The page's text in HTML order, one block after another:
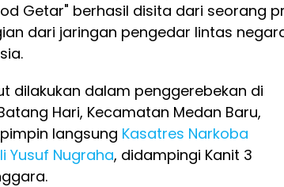
Getar" berhasil disita dari seorang
dari jaringan pengedar lintas
dilakukan dalam penggerebekan di
Hari, Kecamatan Medan Baru,
langsung Kasatres Narkoba
Yusuf Nugraha, didampingi Kanit 3